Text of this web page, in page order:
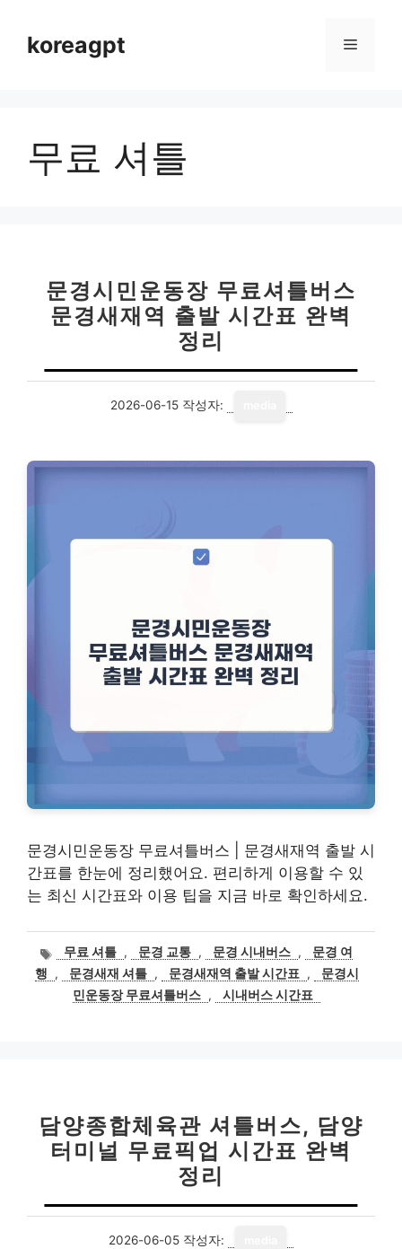
koreagpt 메
무료 셔틀
문경시민운동장 무료셔틀버스
문경새재역 출발 시간표 완벽
정리
2026-06-15 작성자:
문경시민운동장 무료셔틀버스 | 문경새재역 출발 시
간표를 한눈에 정리했어요. 편리하게 이용할 수 있
는 최신 시간표와 이용 팁을 지금 바로 확인하세요.
태무료 셔틀 , 문경 교통 , 문경 시내버스 ,
문경 여
행
, 문경새재 셔틀 , 문경새재역 출발 시간표 ,
문경시
민운동장 무료셔틀버스 , 시내버스 시간표
담양종합체육관 셔틀버스, 담양
터미널 무료픽업 시간표 완벽
정리
2026-06-05 작성자: